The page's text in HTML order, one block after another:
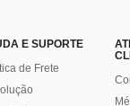
E SUPORTE
de Frete